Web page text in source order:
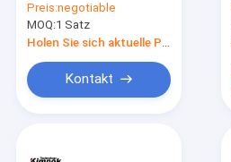
mit serieller
Schnittstelle zu PTZ-
Steuerung
Preis:negotiable
MOQ:1 Satz
Kontakt